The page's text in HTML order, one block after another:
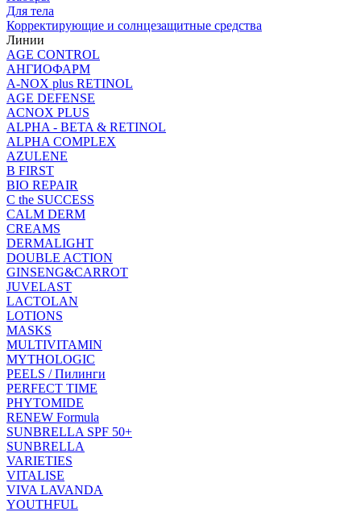
Для тела
Корректирующие и солнцезащитные средства
Линии
AGE CONTROL
АНГИОФАРМ
A-NOX plus RETINOL
AGE DEFENSE
ACNOX PLUS
ALPHA - BETA & RETINOL
ALPHA COMPLEX
AZULENE
B FIRST
BIO REPAIR
C the SUCCESS
CALM DERM
CREAMS
DERMALIGHT
DOUBLE ACTION
GINSENG&CARROT
JUVELAST
LACTOLAN
LOTIONS
MASKS
MULTIVITAMIN
MYTHOLOGIC
PEELS / Пилинги
PERFECT TIME
PHYTOMIDE
RENEW Formula
SUNBRELLA SPF 50+
SUNBRELLA
VARIETIES
VITALISE
VIVA LAVANDA
YOUTHFUL